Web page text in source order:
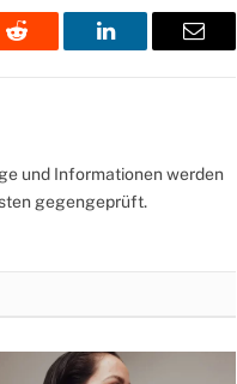
Reddit LinkedIn Email
und Informationen werden
gegengeprüft.